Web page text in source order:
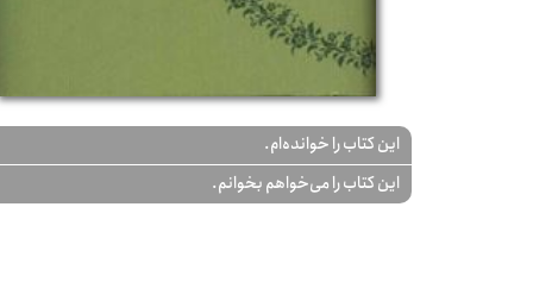
این کتاب را خوانده‌ام.
این کتاب را می‌خواهم بخوانم.